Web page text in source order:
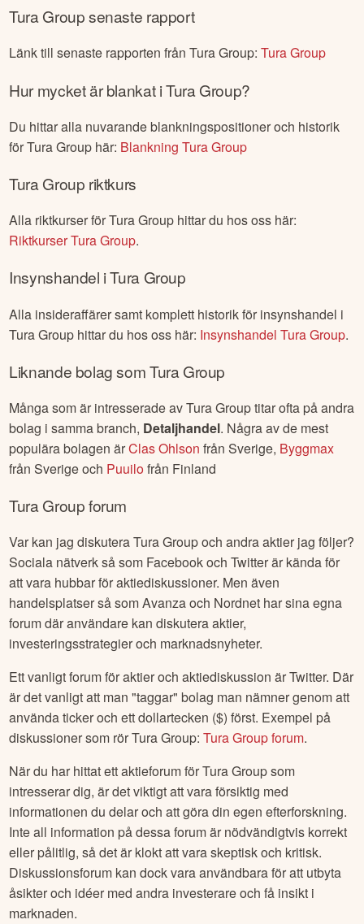
Tura Groupsenaste rapport
Länk till senaste rapporten frånTura Group:Tura Group
Hur mycket är blankat iTura Group?
Du hittar alla nuvarande blankningspositioner och historik
förTura Group här: BlankningTura Group
Tura Group riktkurs
Alla riktkurser förTura Group hittar du hos oss här:
RiktkurserTura Group.
Insynshandel iTura Group
Alla insideraffärer samt komplett historik för insynshandel i
Tura Group hittar du hos oss här: InsynshandelTura Group.
Liknande bolag somTura Group
Många som är intresserade avTura Grouptitar ofta på andra
bolag i samma branch, Detaljhandel. Några av de mest
populära bolagen ärClas Ohlson frånSverige, Byggmax
frånSverigeoch Puuilofrån Finland
Tura Groupforum
Var kan jag diskuteraTura Groupoch andra aktier jag följer?
Sociala nätverk så som Facebook och Twitter är kända för
att vara hubbar för aktiediskussioner. Men även
handelsplatser så som Avanza och Nordnet har sina egna
forum där användare kan diskutera aktier,
investeringsstrategier och marknadsnyheter.
Ett vanligt forum för aktier och aktiediskussion är Twitter. Där
är det vanligt att man "taggar" bolag man nämner genom att
använda ticker och ett dollartecken ($) först. Exempel på
diskussioner som rörTura Group:Tura Groupforum.
När du har hittat ett aktieforum förTura Groupsom
intresserar dig, är det viktigt att vara försiktig med
informationen du delar och att göra din egen efterforskning.
Inte all information på dessa forum är nödvändigtvis korrekt
eller pålitlig, så det är klokt att vara skeptisk och kritisk.
Diskussionsforum kan dock vara användbara för att utbyta
åsikter och idéer med andra investerare och få insikt i
marknaden.